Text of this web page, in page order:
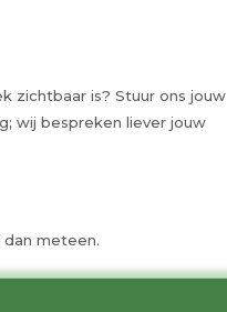
zichtbaar is? Stuur ons jouw
wij bespreken liever jouw
meteen.